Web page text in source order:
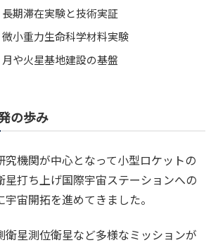
長期滞在実験と技術実証
微小重力生命科学材料実験
月や火星基地建設の基盤
の歩み
究機関が中心となって小型ロケットの
星打ち上げ国際宇宙ステーションへの
宙開拓を進めてきました。
衛星測位衛星など多様なミッションが